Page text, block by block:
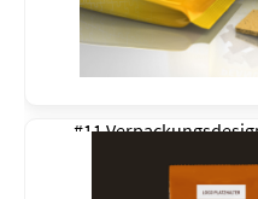
#11